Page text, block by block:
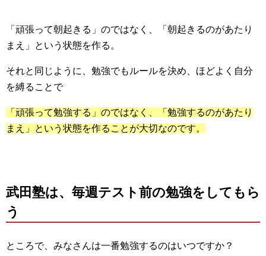
「頑張って朝起きる」のではなく、「朝起きるのがあたり
まえ」という状態を作る。
それと同じように、勉強でもルールを決め、ほどよく自分
を縛ることで
「頑張って勉強する」のではなく、「勉強するのがあたり
まえ」という状態を作ることが大切なのです。
武田塾は、毎週テスト前の勉強をしてもら
う
ところで、みなさんは一番勉強するのはいつですか？